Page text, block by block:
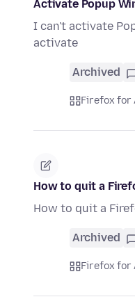
Activate Popup
I can't activate
activate
Archived
Firefox for
How to quit a
How to quit a
Archived
Firefox for